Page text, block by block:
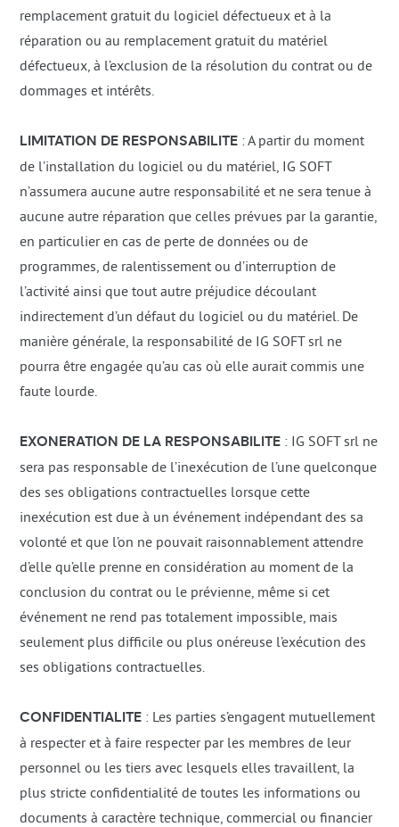
remplacement gratuit du logiciel défectueux et à la
réparation ou au remplacement gratuit du matériel
défectueux, à l’exclusion de la résolution du contrat ou de
dommages et intérêts.
LIMITATION DE RESPONSABILITE : A partir du moment
de l’installation du logiciel ou du matériel, IG SOFT
n’assumera aucune autre responsabilité et ne sera tenue à
aucune autre réparation que celles prévues par la garantie,
en particulier en cas de perte de données ou de
programmes, de ralentissement ou d’interruption de
l’activité ainsi que tout autre préjudice découlant
indirectement d’un défaut du logiciel ou du matériel. De
manière générale, la responsabilité de IG SOFT srl ne
pourra être engagée qu’au cas où elle aurait commis une
faute lourde.
EXONERATION DE LA RESPONSABILITE : IG SOFT srl ne
sera pas responsable de l’inexécution de l’une quelconque
des ses obligations contractuelles lorsque cette
inexécution est due à un événement indépendant des sa
volonté et que l’on ne pouvait raisonnablement attendre
d’elle qu’elle prenne en considération au moment de la
conclusion du contrat ou le prévienne, même si cet
événement ne rend pas totalement impossible, mais
seulement plus difficile ou plus onéreuse l’exécution des
ses obligations contractuelles.
CONFIDENTIALITE : Les parties s’engagent mutuellement
à respecter et à faire respecter par les membres de leur
personnel ou les tiers avec lesquels elles travaillent, la
plus stricte confidentialité de toutes les informations ou
documents à caractère technique, commercial ou financier